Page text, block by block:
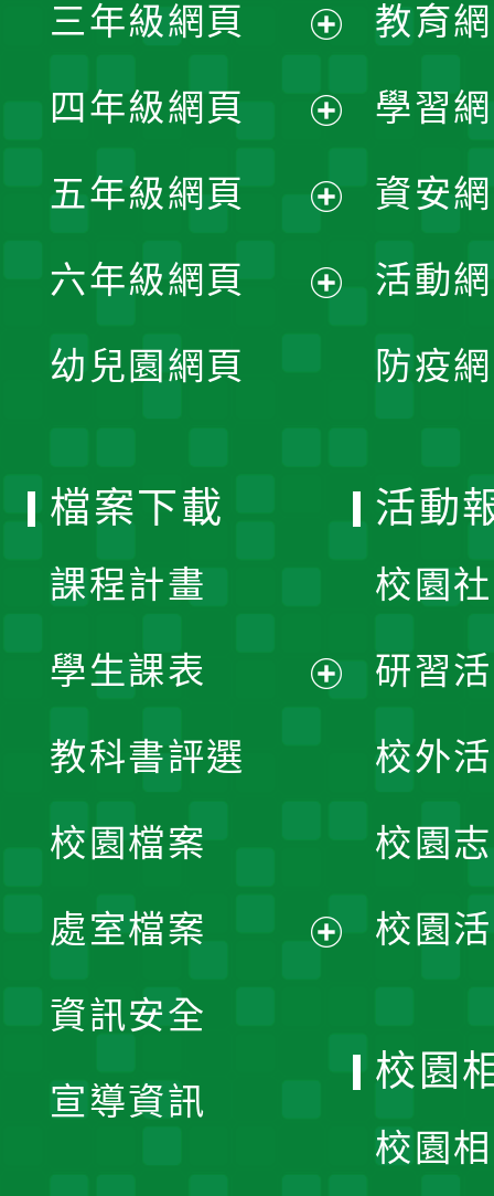
選
單
開
選
單
三年級網頁
開
選
單
四年級網頁
開
選
五年級網頁
開
六年級網頁
幼兒園網頁
教育
學習
資安
活動
防疫
檔案下載
課程計畫
學生課表
單
教科書評選
校園檔案
處室檔案
資訊安全
宣導資訊
活動
校園
研習
校外
校園
校園
校園
校園